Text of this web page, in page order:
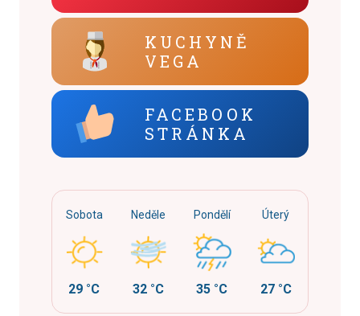
KUCHYNĚ
VEGA
FACEBOOK
STRÁNKA
Sobota
29 °C
Neděle
32 °C
Pondělí
35 °C
Úterý
27 °C